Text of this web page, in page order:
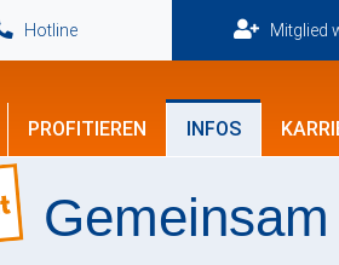
Hotline Mitglied
PROFITIEREN INFOS